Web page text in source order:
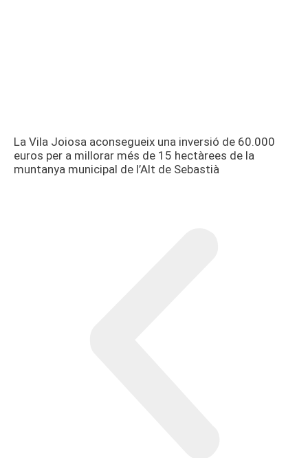
La Vila Joiosa aconsegueix una inversió de 60.000
euros per a millorar més de 15 hectàrees de la
muntanya municipal de l’Alt de Sebastià